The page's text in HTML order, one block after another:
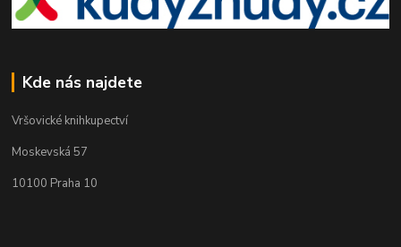
Kde nás najdete
Vršovické knihkupectví
Moskevská 57
10100 Praha 10